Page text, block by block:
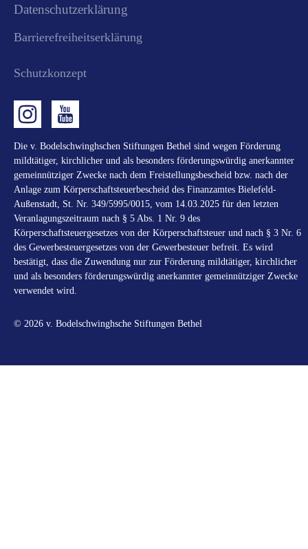
Datenschutzerklärung
Barrierefreiheitserklärung
Schutzkonzept
Die v. Bodelschwinghschen Stiftungen Bethel sind wegen Förderung
mildtätiger, kirchlicher und als besonders förderungswürdig anerkannter
gemeinnütziger Zwecke nach dem Freistellungsbescheid bzw. nach der
Anlage zum Körperschaftsteuerbescheid des Finanzamtes Bielefeld-
Außenstadt, St. Nr. 349/5995/0015, vom 14.03.2025 für den letzten
Veranlagungszeitraum nach § 5 Abs. 1 Nr. 9 des
Körperschaftsteuergesetzes von der Körperschaftsteuer und nach § 3 Nr. 6
des Gewerbesteuergesetzes von der Gewerbesteuer befreit. Es wird
bestätigt, dass die Zuwendung nur zur Förderung mildtätiger, kirchlicher
und als besonders förderungswürdig anerkannter gemeinnütziger Zwecke
verwendet wird.
© 2026 v. Bodelschwinghsche Stiftungen Bethel